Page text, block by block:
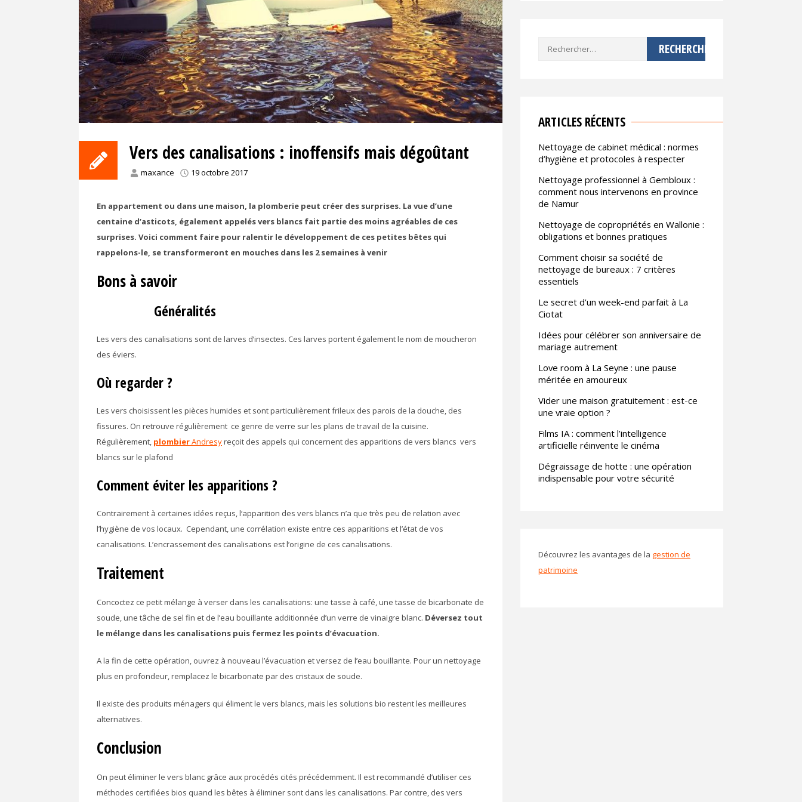
Vers des canalisations : inoffensifs mais dégoûtant
maxance 19 octobre 2017
En appartement ou dans une maison, la plomberie peut créer des surprises. La vue d’une
centaine d’asticots, également appelés vers blancs fait partie des moins agréables de ces
surprises. Voici comment faire pour ralentir le développement de ces petites bêtes qui
rappelons-le, se transformeront en mouches dans les 2 semaines à venir
Bons à savoir
Généralités
Les vers des canalisations sont de larves d’insectes. Ces larves portent également le nom de moucheron
des éviers.
Où regarder ?
Les vers choisissent les pièces humides et sont particulièrement frileux des parois de la douche, des
fissures. On retrouve régulièrement ce genre de verre sur les plans de travail de la cuisine.
Régulièrement, plombierAndresyreçoit des appels qui concernent des apparitions de vers blancs vers
blancs sur le plafond
Comment éviter les apparitions ?
Contrairement à certaines idées reçus, l‘apparition des vers blancs n’a que très peu de relation avec
l’hygiène de vos locaux. Cependant, une corrélation existe entre ces apparitions et l’état de vos
canalisations. L’encrassement des canalisations est l’origine de ces canalisations.
Traitement
Concoctez ce petit mélange à verser dans les canalisations: une tasse à café, une tasse de bicarbonate de
soude, une tâche de sel fin et de l’eau bouillante additionnée d’un verre de vinaigre blanc. Déversez tout
le mélange dans les canalisations puis fermez les points d’évacuation.
A la fin de cette opération, ouvrez à nouveau l’évacuation et versez de l’eau bouillante. Pour un nettoyage
plus en profondeur, remplacez le bicarbonate par des cristaux de soude.
Il existe des produits ménagers qui éliment le vers blancs, mais les solutions bio restent les meilleures
alternatives.
Conclusion
On peut éliminer le vers blanc grâce aux procédés cités précédemment. Il est recommandé d’utiliser ces
méthodes certifiées bios quand les bêtes à éliminer sont dans les canalisations. Par contre, des vers
Rechercher :
ARTICLES RÉCENTS
Nettoyage de cabinet médical : normes
d’hygiène et protocoles à respecter
Nettoyage professionnel à Gembloux :
comment nous intervenons en province
de Namur
Nettoyage de copropriétés en Wallonie :
obligations et bonnes pratiques
Comment choisir sa société de
nettoyage de bureaux : 7 critères
essentiels
Le secret d’un week-end parfait à La
Ciotat
Idées pour célébrer son anniversaire de
mariage autrement
Love room à La Seyne : une pause
méritée en amoureux
Vider une maison gratuitement : est-ce
une vraie option ?
Films IA : comment l’intelligence
artificielle réinvente le cinéma
Dégraissage de hotte : une opération
indispensable pour votre sécurité
Découvrez les avantages de la gestion de
patrimoine